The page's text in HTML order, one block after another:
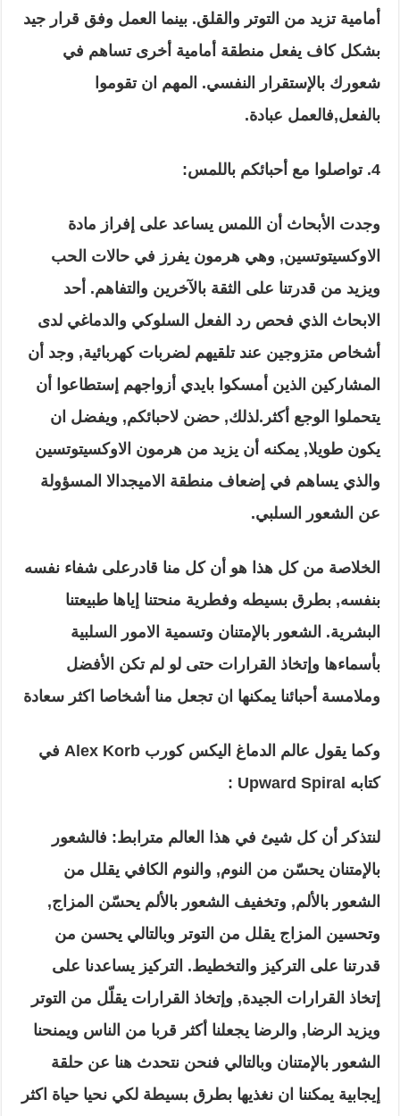
أمامية تزيد من التوتر والقلق. بينما العمل وفق قرار جيد
بشكل كاف يفعل منطقة أمامية أخرى تساهم في
شعورك بالإستقرار النفسي. المهم ان تقوموا
بالفعل,فالعمل عبادة.
4. تواصلوا مع أحبائكم باللمس:
وجدت الأبحاث أن اللمس يساعد على إفراز مادة
الاوكسيتوتسين, وهي هرمون يفرز في حالات الحب
ويزيد من قدرتنا على الثقة بالآخرين والتفاهم. أحد
الابحاث الذي فحص رد الفعل السلوكي والدماغي لدى
أشخاص متزوجين عند تلقيهم لضربات كهربائية, وجد أن
المشاركين الذين أمسكوا بايدي أزواجهم إستطاعوا أن
يتحملوا الوجع أكثر.لذلك, حضن لاحبائكم, ويفضل ان
يكون طويلا, يمكنه أن يزيد من هرمون الاوكسيتوتسين
والذي يساهم في إضعاف منطقة الاميجدالا المسؤولة
عن الشعور السلبي.
الخلاصة من كل هذا هو أن كل منا قادرعلى شفاء نفسه
بنفسه, بطرق بسيطه وفطرية منحتنا إياها طبيعتنا
البشرية. الشعور بالإمتنان وتسمية الامور السلبية
بأسماءها وإتخاذ القرارات حتى لو لم تكن الأفضل
وملامسة أحبائنا يمكنها ان تجعل منا أشخاصا اكثر سعادة
وكما يقول عالم الدماغ اليكس كورب Alex Korb في
كتابه Upward Spiral :
لنتذكر أن كل شيئ في هذا العالم مترابط: فالشعور
بالإمتنان يحسّن من النوم, والنوم الكافي يقلل من
الشعور بالألم, وتخفيف الشعور بالألم يحسّن المزاج,
وتحسين المزاج يقلل من التوتر وبالتالي يحسن من
قدرتنا على التركيز والتخطيط. التركيز يساعدنا على
إتخاذ القرارات الجيدة, وإتخاذ القرارات يقلّل من التوتر
ويزيد الرضا, والرضا يجعلنا أكثر قربا من الناس ويمنحنا
الشعور بالإمتنان وبالتالي فنحن نتحدث هنا عن حلقة
إيجابية يمكننا ان نغذيها بطرق بسيطة لكي نحيا حياة اكثر